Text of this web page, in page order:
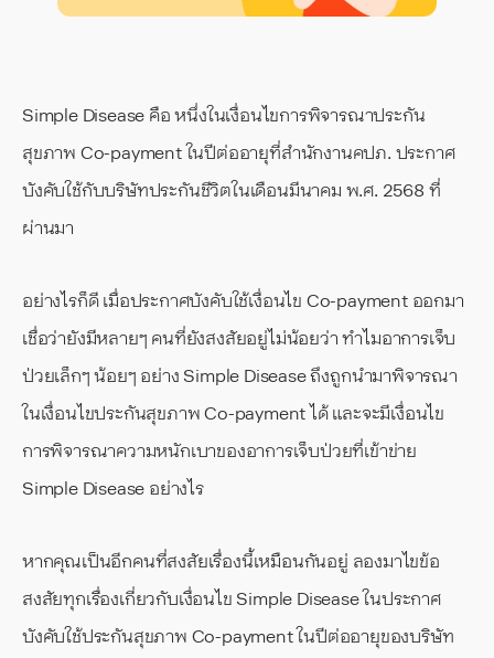
Simple Disease คือ หนึ่งในเงื่อนไขการพิจารณาประกัน
สุขภาพ Co-payment ในปีต่ออายุที่สำนักงานคปภ. ประกาศ
บังคับใช้กับบริษัทประกันชีวิตในเดือนมีนาคม พ.ศ. 2568 ที่
ผ่านมา
อย่างไรก็ดี เมื่อประกาศบังคับใช้เงื่อนไข Co-payment ออกมา
เชื่อว่ายังมีหลายๆ คนที่ยังสงสัยอยู่ไม่น้อยว่า ทำไมอาการเจ็บ
ป่วยเล็กๆ น้อยๆ อย่าง Simple Disease ถึงถูกนำมาพิจารณา
ในเงื่อนไขประกันสุขภาพ Co-payment ได้ และจะมีเงื่อนไข
การพิจารณาความหนักเบาของอาการเจ็บป่วยที่เข้าข่าย
Simple Disease อย่างไร
หากคุณเป็นอีกคนที่สงสัยเรื่องนี้เหมือนกันอยู่ ลองมาไขข้อ
สงสัยทุกเรื่องเกี่ยวกับเงื่อนไข Simple Disease ในประกาศ
บังคับใช้ประกันสุขภาพ Co-payment ในปีต่ออายุของบริษัท